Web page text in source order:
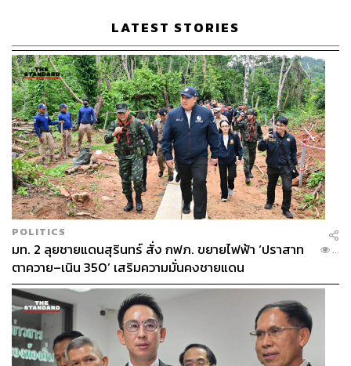
LATEST STORIES
POLITICS
มท. 2 ลุยชายแดนสุรินทร์ สั่ง กฟภ. ขยายไฟฟ้า ‘ปราสาท
ตาควาย–เนิน 350’ เสริมความมั่นคงชายแดน
...